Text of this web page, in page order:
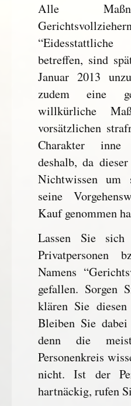
Alle
betreffen, sind
Januar 2013
zudem eine
willkürliche
vorsätzlichen
Charakter
deshalb, da
Nichtwissen um
seine
Kauf genommen
Lassen Sie
Privatpersonen
Namens
gefallen. Sorgen
klären Sie diesen
Bleiben Sie
denn die
Personenkreis
nicht. Ist der
hartnäckig, rufen